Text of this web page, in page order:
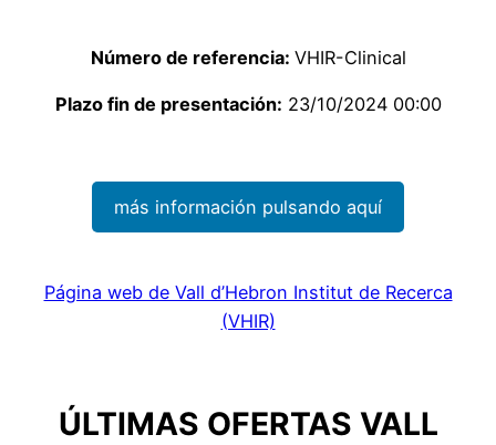
Número de referencia: VHIR-Clinical
Plazo fin de presentación: 23/10/2024 00:00
más información pulsando aquí
Página web de Vall d’Hebron Institut de Recerca
(VHIR)
ÚLTIMAS OFERTAS VALL